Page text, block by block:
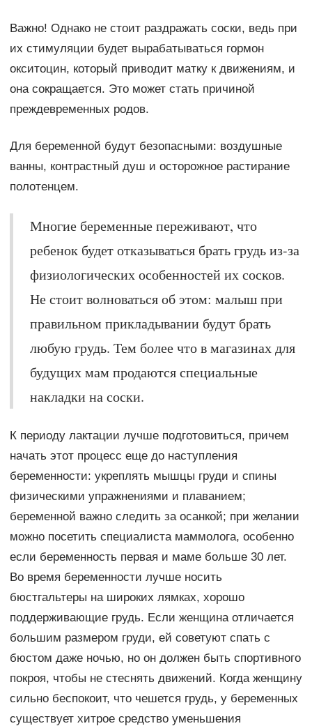
Важно! Однако не стоит раздражать соски, ведь при
их стимуляции будет вырабатываться гормон
окситоцин, который приводит матку к движениям, и
она сокращается. Это может стать причиной
преждевременных родов.
Для беременной будут безопасными: воздушные
ванны, контрастный душ и осторожное растирание
полотенцем.
Многие беременные переживают, что
ребенок будет отказываться брать грудь из-за
физиологических особенностей их сосков.
Не стоит волноваться об этом: малыш при
правильном прикладывании будут брать
любую грудь. Тем более что в магазинах для
будущих мам продаются специальные
накладки на соски.
К периоду лактации лучше подготовиться, причем
начать этот процесс еще до наступления
беременности: укреплять мышцы груди и спины
физическими упражнениями и плаванием;
беременной важно следить за осанкой; при желании
можно посетить специалиста маммолога, особенно
если беременность первая и маме больше 30 лет.
Во время беременности лучше носить
бюстгальтеры на широких лямках, хорошо
поддерживающие грудь. Если женщина отличается
большим размером груди, ей советуют спать с
бюстом даже ночью, но он должен быть спортивного
покроя, чтобы не стеснять движений. Когда женщину
сильно беспокоит, что чешется грудь, у беременных
существует хитрое средство уменьшения